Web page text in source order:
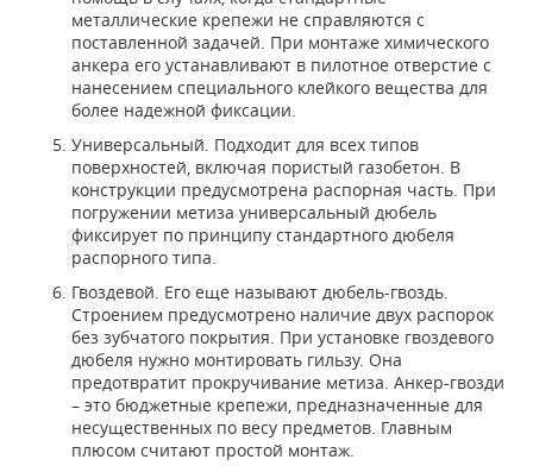
металлические крепежи не справляются с
поставленной задачей. При монтаже химического
анкера его устанавливают в пилотное отверстие с
нанесением специального клейкого вещества для
более надежной фиксации.
Универсальный. Подходит для всех типов
поверхностей, включая пористый газобетон. В
конструкции предусмотрена распорная часть. При
погружении метиза универсальный дюбель
фиксирует по принципу стандартного дюбеля
распорного типа.
Гвоздевой. Его еще называют дюбель-гвоздь.
Строением предусмотрено наличие двух распорок
без зубчатого покрытия. При установке гвоздевого
дюбеля нужно монтировать гильзу. Она
предотвратит прокручивание метиза. Анкер-гвозди
– это бюджетные крепежи, предназначенные для
несущественных по весу предметов. Главным
плюсом считают простой монтаж.